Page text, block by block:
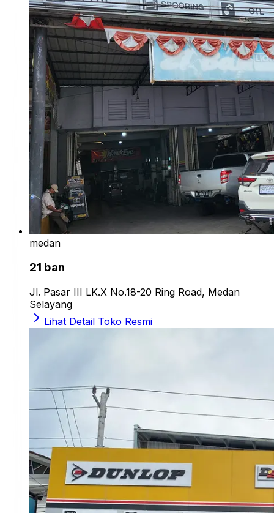
medan
21 ban
Jl. Pasar III LK.X No.18-20 Ring Road, Medan
Selayang
Lihat Detail Toko Resmi